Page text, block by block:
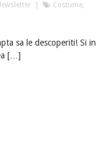
Costume,
sa le descoperiti! Si in
[…]